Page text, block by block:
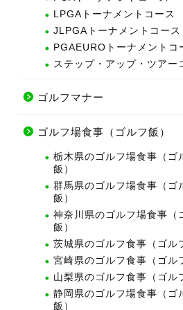
LPGAトーナメントコース
JLPGAトーナメントコース
PGAEUROトーナメントコ
ステップ・アップ・ツアー
ゴルフマナー
ゴルフ場食事（ゴルフ飯）
栃木県のゴルフ場食事（ゴ
飯）
群馬県のゴルフ場食事（ゴ
飯）
神奈川県のゴルフ場食事（
飯）
茨城県のゴルフ食事（ゴル
宮崎県のゴルフ食事（ゴル
山梨県のゴルフ食事（ゴル
静岡県のゴルフ場食事（ゴ
飯）